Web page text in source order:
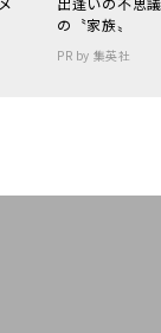
の〝家族〟
PR by 集英社